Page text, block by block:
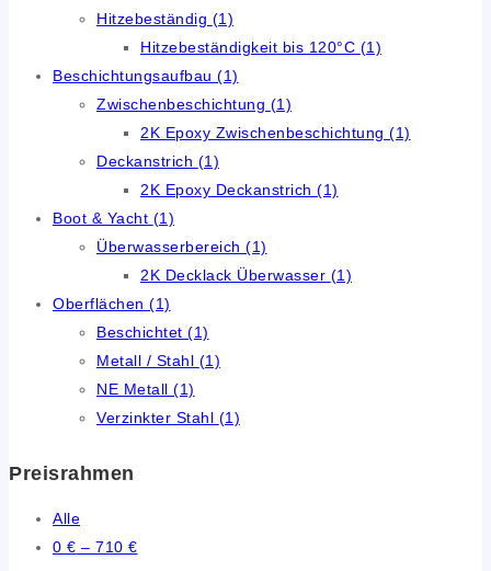
Hitzebeständig (1)
Hitzebeständigkeit bis 120°C (1)
Beschichtungsaufbau (1)
Zwischenbeschichtung (1)
2K Epoxy Zwischenbeschichtung (1)
Deckanstrich (1)
2K Epoxy Deckanstrich (1)
Boot & Yacht (1)
Überwasserbereich (1)
2K Decklack Überwasser (1)
Oberflächen (1)
Beschichtet (1)
Metall / Stahl (1)
NE Metall (1)
Verzinkter Stahl (1)
Preisrahmen
Alle
0 € – 710 €